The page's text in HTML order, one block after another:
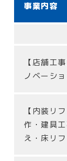
事業内容
【店舗工
ノベーシ
【内装リ
作・建具
え・床リ